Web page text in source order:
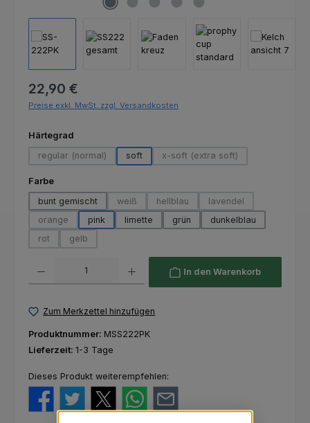
Regulärer Preis:
22,90 €
Preise exkl. MwSt. zzgl. Versandkosten
Härtegrad
regular (normal)
(Diese Option ist zurzeit nicht verfügbar.)
soft x-soft (extra soft)
(Diese Option ist zurzeit
Farbeauswählen
bunt gemischt
weiß
(Diese Option ist zurzeit nicht verfügbar.)
hellblau
(Diese Option ist zurzeit nicht
lavendel
(Diese Option ist
orange
(Diese Option ist zurzeit nicht verfügbar.)
pink limette grün
dunkelblau
rot
(Diese Option ist zurzeit nicht verfügbar.)
gelb
(Diese Option ist zurzeit nicht verfügbar.)
In den Warenkorb
Zum Merkzettel hinzufügen
Produktnummer: MSS222PK
Lieferzeit: 1-3 Tage
Dieses Produkt weiterempfehlen: